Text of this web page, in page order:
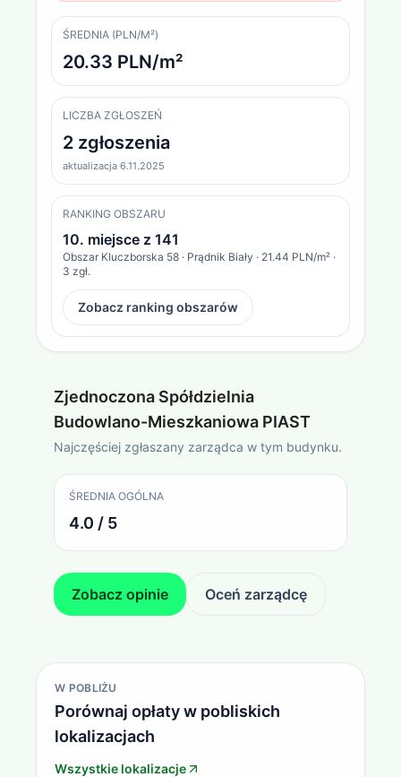
ŚREDNIA (PLN/M²)
20.33 PLN/m²
LICZBA ZGŁOSZEŃ
2 zgłoszenia
aktualizacja 6.11.2025
RANKING OBSZARU
10. miejsce z 141
Obszar Kluczborska 58 · Prądnik Biały · 21.44 PLN/m² ·
3 zgł.
Zobacz ranking obszarów
Zjednoczona Spółdzielnia
Budowlano-Mieszkaniowa PIAST
Najczęściej zgłaszany zarządca w tym budynku.
ŚREDNIA OGÓLNA
4.0 / 5
Zobacz opinie Oceń zarządcę
W POBLIŻU
Porównaj opłaty w pobliskich
lokalizacjach
Wszystkie lokalizacje